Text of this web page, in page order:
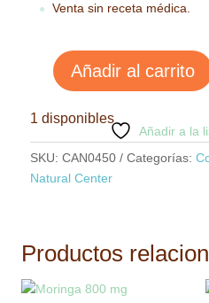
● Venta sin receta médica.
1 disponibles
Canela
1000
Mg
cantidad
Añadir al carrito
Añadir a la
SKU: CAN0450 Categorías:
Natural Center
Productos